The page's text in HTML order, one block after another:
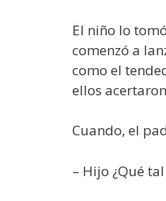
El niño lo
comenzó a
como el
ellos
Cuando, el
– Hijo ¿Qué